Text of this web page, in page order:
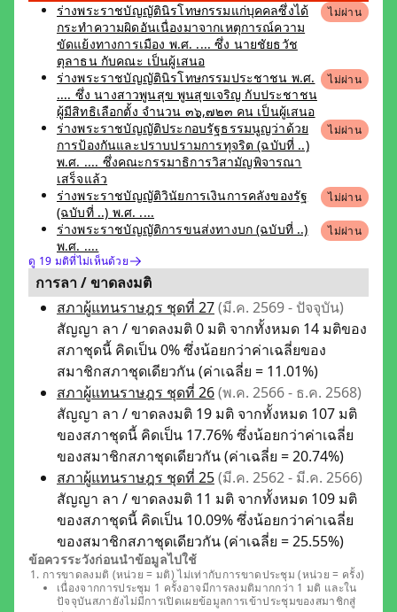
ร่างพระราชบัญญัตินิรโทษกรรมแก่บุคคลซึ่งได้
กระทำความผิดอันเนื่องมาจากเหตุการณ์ความ
ขัดแย้งทางการเมือง พ.ศ. .... ซึ่ง นายชัยธวัช
ตุลาธน กับคณะ เป็นผู้เสนอ
ไม่ผ่าน
ร่างพระราชบัญญัตินิรโทษกรรมประชาชน พ.ศ.
.... ซึ่ง นางสาวพูนสุข พูนสุขเจริญ กับประชาชน
ผู้มีสิทธิเลือกตั้ง จำนวน ๓๖,๗๒๓ คน เป็นผู้เสนอ
ไม่ผ่าน
ร่างพระราชบัญญัติประกอบรัฐธรรมนูญว่าด้วย
การป้องกันและปราบปรามการทุจริต (ฉบับที่ ..)
พ.ศ. .... ซึ่งคณะกรรมาธิการวิสามัญพิจารณา
เสร็จแล้ว
ไม่ผ่าน
ร่างพระราชบัญญัติวินัยการเงินการคลังของรัฐ
(ฉบับที่ ..) พ.ศ. ....
ไม่ผ่าน
ร่างพระราชบัญญัติการขนส่งทางบก (ฉบับที่ ..)
พ.ศ. ....
ไม่ผ่าน
ดู 19 มติที่ไม่เห็นด้วย
การลา / ขาดลงมติ
สภาผู้แทนราษฎร ชุดที่ 27(มี.ค. 2569 - ปัจจุบัน)
สัญญา ลา / ขาดลงมติ 0 มติ จากทั้งหมด 14 มติของ
สภาชุดนี้ คิดเป็น 0% ซึ่งน้อยกว่าค่าเฉลี่ยของ
สมาชิกสภาชุดเดียวกัน (ค่าเฉลี่ย = 11.01%)
สภาผู้แทนราษฎร ชุดที่ 26(พ.ค. 2566 - ธ.ค. 2568)
สัญญา ลา / ขาดลงมติ 19 มติ จากทั้งหมด 107 มติ
ของสภาชุดนี้ คิดเป็น 17.76% ซึ่งน้อยกว่าค่าเฉลี่ย
ของสมาชิกสภาชุดเดียวกัน (ค่าเฉลี่ย = 20.74%)
สภาผู้แทนราษฎร ชุดที่ 25(มี.ค. 2562 - มี.ค. 2566)
สัญญา ลา / ขาดลงมติ 11 มติ จากทั้งหมด 109 มติ
ของสภาชุดนี้ คิดเป็น 10.09% ซึ่งน้อยกว่าค่าเฉลี่ย
ของสมาชิกสภาชุดเดียวกัน (ค่าเฉลี่ย = 25.55%)
ข้อควรระวังก่อนนำข้อมูลไปใช้
การขาดลงมติ (หน่วย = มติ) ไม่เท่ากับการขาดประชุม (หน่วย = ครั้ง)
เนื่องจากการประชุม 1 ครั้งอาจมีการลงมติมากกว่า 1 มติ และใน
ปัจจุบันสภายังไม่มีการเปิดเผยข้อมูลการเข้าประชุมของสมาชิกสู่